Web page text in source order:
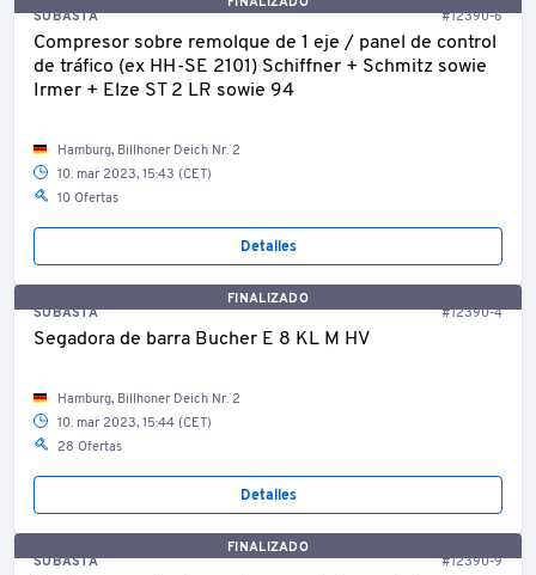
SUBASTA
#12390-6
Compresor sobre remolque de 1 eje / panel de control
de tráfico (ex HH-SE 2101) Schiffner + Schmitz sowie
Irmer + Elze ST 2 LR sowie 94
Hamburg, Billhoner Deich Nr. 2
10. mar 2023, 15:43 (CET)
10 Ofertas
Detalles
FINALIZADO
SUBASTA
#12390-4
Segadora de barra Bucher E 8 KL M HV
Hamburg, Billhoner Deich Nr. 2
10. mar 2023, 15:44 (CET)
28 Ofertas
Detalles
FINALIZADO
SUBASTA
#12390-9